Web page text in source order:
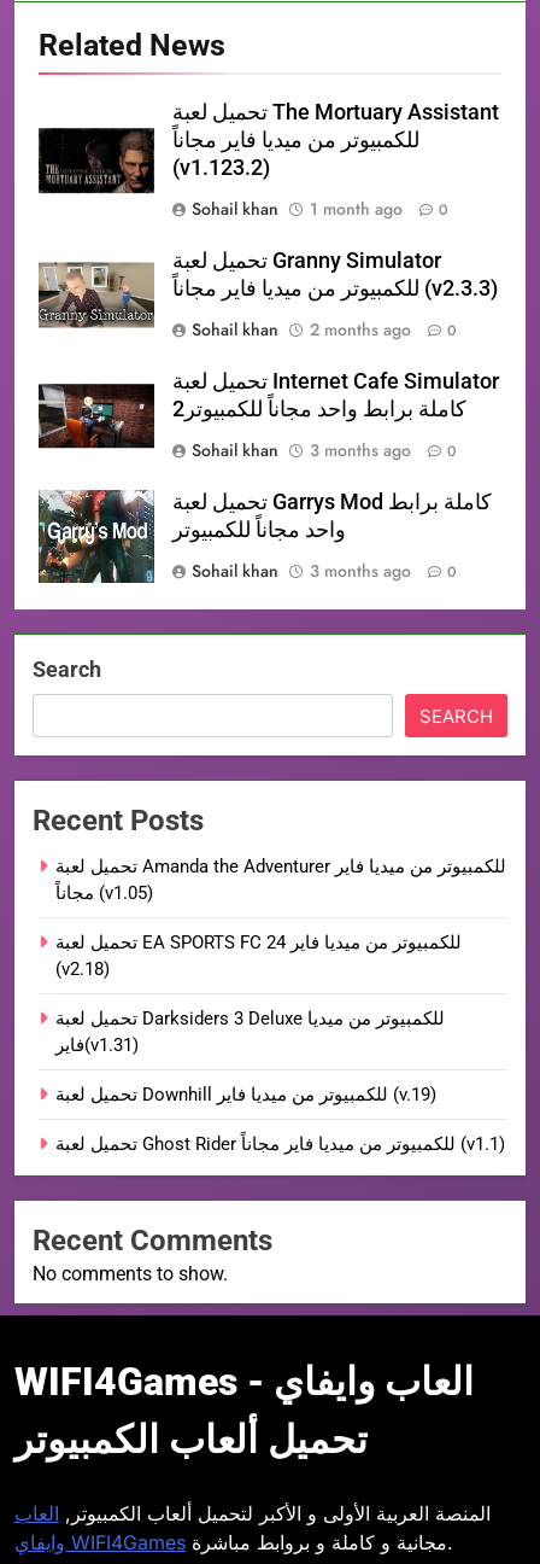
Related News
تحميل لعبة The Mortuary Assistant
للكمبيوتر من ميديا فاير مجاناً
(v1.123.2)
Sohail khan
1 month ago 0
تحميل لعبة Granny Simulator
للكمبيوتر من ميديا فاير مجاناً (v2.3.3)
Sohail khan
2 months ago 0
تحميل لعبة Internet Cafe Simulator
2كاملة برابط واحد مجاناً للكمبيوتر
Sohail khan
3 months ago 0
تحميل لعبة Garrys Mod كاملة برابط
واحد مجاناً للكمبيوتر
Sohail khan
3 months ago 0
Search
SEARCH
Recent Posts
تحميل لعبة Amanda the Adventurer للكمبيوتر من ميديا فاير
مجاناً (v1.05)
تحميل لعبة EA SPORTS FC 24 للكمبيوتر من ميديا فاير
(v2.18)
تحميل لعبة Darksiders 3 Deluxe للكمبيوتر من ميديا
فاير(v1.31)
تحميل لعبة Downhill للكمبيوتر من ميديا فاير (v.19)
تحميل لعبة Ghost Rider للكمبيوتر من ميديا فاير مجاناً (v1.1)
Recent Comments
No comments to show.
WIFI4Games العاب
وايفايWIFI4Games العاب وايفاي -
تحميل ألعاب الكمبيوتر
المنصة العربية الأولى و الأكبر لتحميل ألعاب الكمبيوتر, العاب
وايفاي WIFI4Games
مجانية و كاملة و بروابط مباشرة.